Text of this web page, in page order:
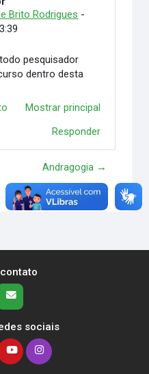
Brito Rodrigues -
pesquisador
dentro desta
Mostrar principal
Responder
Andragogia →
sociais